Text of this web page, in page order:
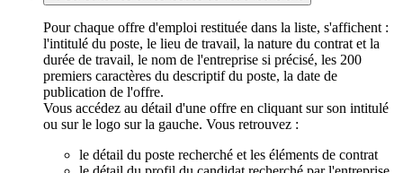
Pour chaque offre d'emploi restituée dans la liste, s'affichent :
l'intitulé du poste, le lieu de travail, la nature du contrat et la
durée de travail, le nom de l'entreprise si précisé, les 200
premiers caractères du descriptif du poste, la date de
publication de l'offre.
Vous accédez au détail d'une offre en cliquant sur son intitulé
ou sur le logo sur la gauche. Vous retrouvez :
le détail du poste recherché et les éléments de contrat